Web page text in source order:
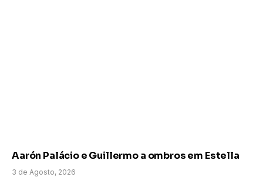
Aarón Palácio e Guillermo a ombros em Estella
3 de Agosto, 2026